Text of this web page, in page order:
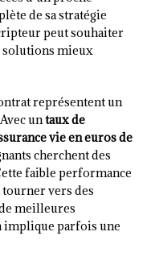
de sa stratégie
peut souhaiter
solutions mieux
représentent un
untaux de
vie en euros de
cherchent des
faible performance
vers des
meilleures
implique parfois une